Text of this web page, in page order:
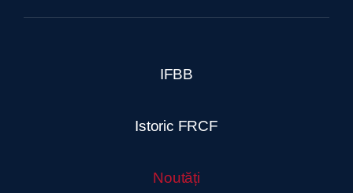
IFBB
Istoric FRCF
Noutăți